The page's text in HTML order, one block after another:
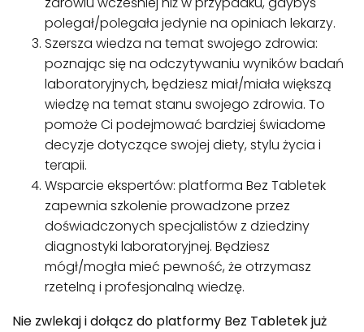
polegał/polegała jedynie na opiniach lekarzy.
Szersza wiedza na temat swojego zdrowia:
poznając się na odczytywaniu wyników badań
laboratoryjnych, będziesz miał/miała większą
wiedzę na temat stanu swojego zdrowia. To
pomoże Ci podejmować bardziej świadome
decyzje dotyczące swojej diety, stylu życia i
terapii.
Wsparcie ekspertów: platforma Bez Tabletek
zapewnia szkolenie prowadzone przez
doświadczonych specjalistów z dziedziny
diagnostyki laboratoryjnej. Będziesz
mógł/mogła mieć pewność, że otrzymasz
rzetelną i profesjonalną wiedzę.
Nie zwlekaj i dołącz do platformy Bez Tabletek już